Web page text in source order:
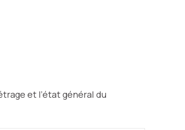
et l’état général du